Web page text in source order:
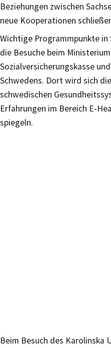
Beziehungen zwischen
neue Kooperationen
Wichtige Programmpunkte
die Besuche beim
Sozialversicherungskasse
Schwedens. Dort wird sich
schwedischen
Erfahrungen im Bereich E-
spiegeln.
Beim Besuch des